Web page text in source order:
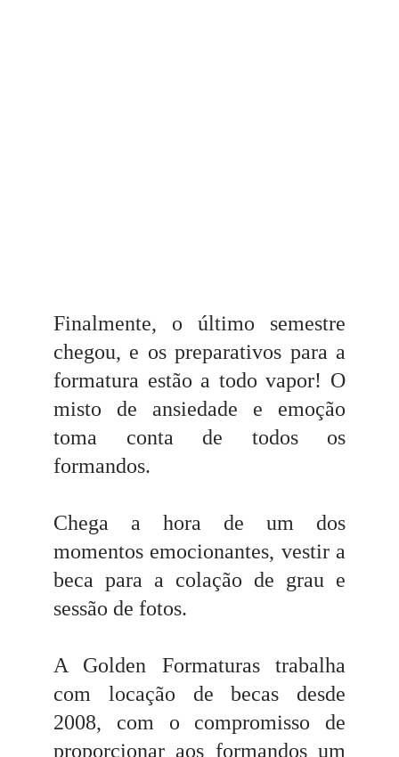
Finalmente, o último semestre
chegou, e os preparativos para a
formatura estão a todo vapor! O
misto de ansiedade e emoção
toma conta de todos os
formandos.
Chega a hora de um dos
momentos emocionantes, vestir a
beca para a colação de grau e
sessão de fotos.
A Golden Formaturas trabalha
com locação de becas desde
2008, com o compromisso de
proporcionar aos formandos um